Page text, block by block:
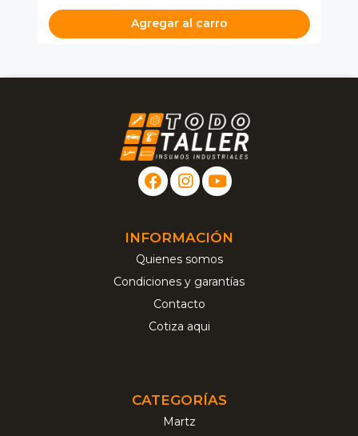
Agregar al carro
INFORMACIÓN
Quienes somos
Condiciones y garantías
Contacto
Cotiza aqui
CATEGORÍAS
Martz